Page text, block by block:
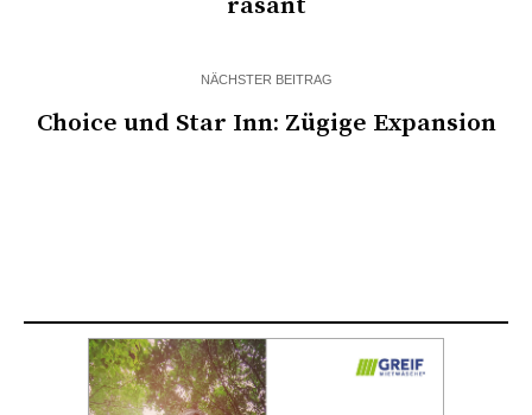
NÄCHSTER BEITRAG
Choice und Star Inn: Zügige Expansion